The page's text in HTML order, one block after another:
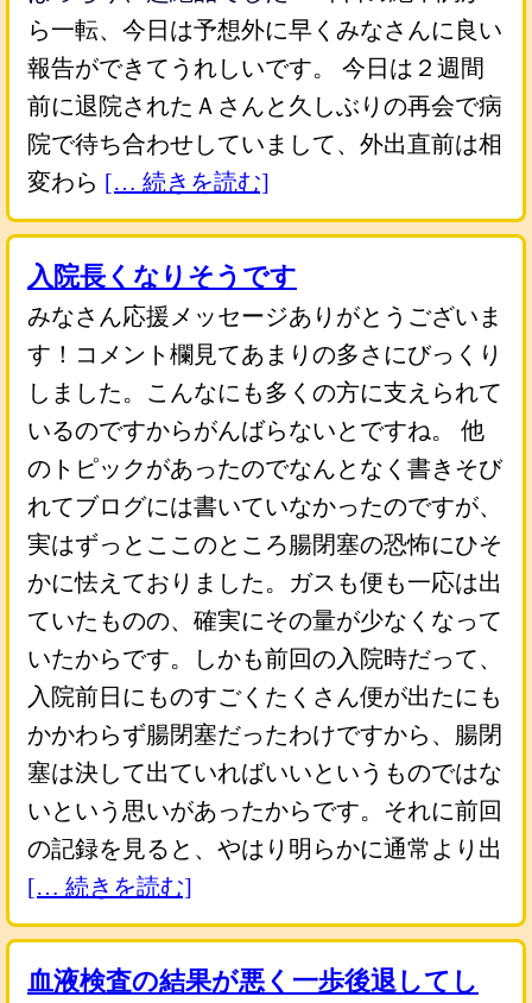
ら一転、今日は予想外に早くみなさんに良い
報告ができてうれしいです。 今日は２週間
前に退院されたＡさんと久しぶりの再会で病
院で待ち合わせしていまして、外出直前は相
変わら [… 続きを読む]
入院長くなりそうです
みなさん応援メッセージありがとうございま
す！コメント欄見てあまりの多さにびっくり
しました。こんなにも多くの方に支えられて
いるのですからがんばらないとですね。 他
のトピックがあったのでなんとなく書きそび
れてブログには書いていなかったのですが、
実はずっとここのところ腸閉塞の恐怖にひそ
かに怯えておりました。ガスも便も一応は出
ていたものの、確実にその量が少なくなって
いたからです。しかも前回の入院時だって、
入院前日にものすごくたくさん便が出たにも
かかわらず腸閉塞だったわけですから、腸閉
塞は決して出ていればいいというものではな
いという思いがあったからです。それに前回
の記録を見ると、やはり明らかに通常より出
[… 続きを読む]
血液検査の結果が悪く一歩後退してし